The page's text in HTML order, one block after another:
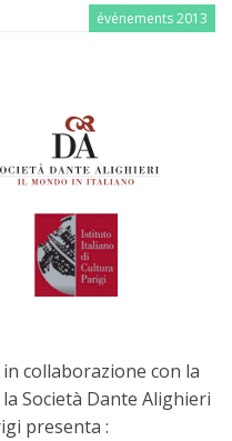
événements 2013
in collaborazione con la
Società Dante Alighieri
presenta :